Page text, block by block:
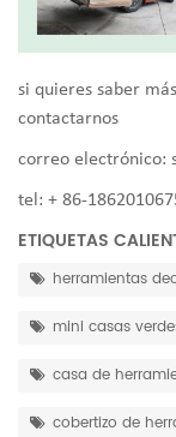
si quieres saber
contactarnos
correo electrónico:
tel: + 86-
ETIQUETAS
herramientas
mini casas
casa de
cobertizo de